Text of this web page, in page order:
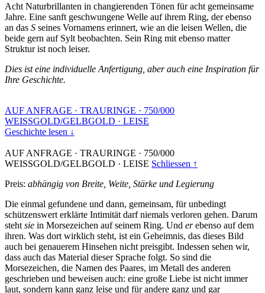
Acht Naturbrillanten in changierenden Tönen für acht gemeinsame
Jahre. Eine sanft geschwungene Welle auf ihrem Ring, der ebenso
an das S seines Vornamens erinnert, wie an die leisen Wellen, die
beide gern auf Sylt beobachten. Sein Ring mit ebenso matter
Struktur ist noch leiser.
Dies ist eine individuelle Anfertigung, aber auch eine Inspiration für
Ihre Geschichte.
AUF ANFRAGE · TRAURINGE · 750/000
WEISSGOLD/GELBGOLD · LEISE
Geschichte lesen ↓
AUF ANFRAGE · TRAURINGE · 750/000
WEISSGOLD/GELBGOLD · LEISE Schliessen ↑
Preis: abhängig von Breite, Weite, Stärke und Legierung
Die einmal gefundene und dann, gemeinsam, für unbedingt
schützenswert erklärte Intimität darf niemals verloren gehen. Darum
steht sie in Morsezeichen auf seinem Ring. Und erebenso auf dem
ihren. Was dort wirklich steht, ist ein Geheimnis, das dieses Bild
auch bei genauerem Hinsehen nicht preisgibt. Indessen sehen wir,
dass auch das Material dieser Sprache folgt. So sind die
Morsezeichen, die Namen des Paares, im Metall des anderen
geschrieben und beweisen auch: eine große Liebe ist nicht immer
laut, sondern kann ganz leise und für andere ganz und gar